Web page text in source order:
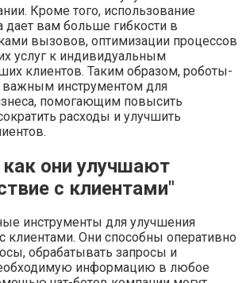
Кроме того, использование
дает вам больше гибкости в
вызовов, оптимизации процессов
услуг к индивидуальным
клиентов. Таким образом, роботы-
важным инструментом для
помогающим повысить
расходы и улучшить
они улучшают
с клиентами"
инструменты для улучшения
клиентами. Они способны оперативно
обрабатывать запросы и
информацию в любое